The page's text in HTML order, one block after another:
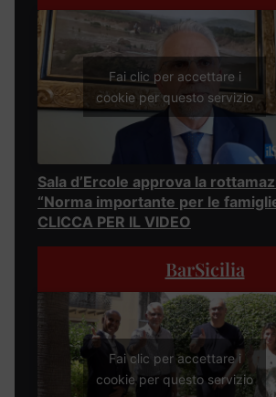
Fai clic per accettare i
cookie per questo servizio
Sala d’Ercole approva la
“Norma importante per le
CLICCA PER IL VIDEO
BarSicilia
Fai clic per accettare i
cookie per questo servizio